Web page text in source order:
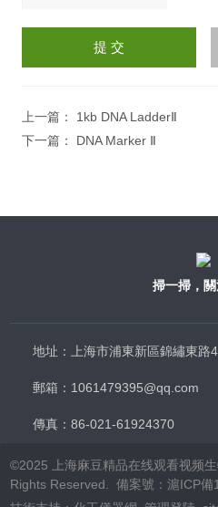
上一篇： 1kb DNA LadderⅡ
下一篇： DNA Marker Ⅱ
掃一掃
地址：上海市浦東新區錦繡東
郵箱：1061479395@qq.com
傳真：86-021-61924370
©2025 上海麻豆精品在线观看视频
Rights Reserved. 備案號：滬ICP備